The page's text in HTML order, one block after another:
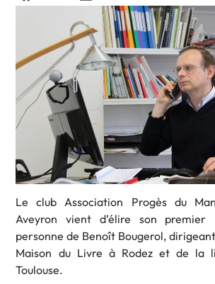
Le club Association Progès du
Aveyron vient d’élire son
personne de Benoît Bougerol,
Maison du Livre à Rodez et de la
Toulouse.